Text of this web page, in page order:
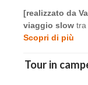
[realizzato da
viaggio slow tra
Scopri di più
Tour in